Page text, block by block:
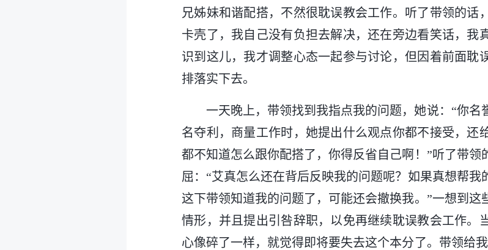
兄姊妹和谐配搭，不然很耽误教会工作。听了带领的话
卡壳了，我自己没有负担去解决，还在旁边看笑话，我
识到这儿，我才调整心态一起参与讨论，但因着前面耽
排落实下去。
一天晚上，带领找到我指点我的问题，她说：“你名
名夺利，商量工作时，她提出什么观点你都不接受，还
都不知道怎么跟你配搭了，你得反省自己啊！”听了带领
屈：“艾真怎么还在背后反映我的问题呢？如果真想帮我
这下带领知道我的问题了，可能还会撤换我。”一想到这
情形，并且提出引咎辞职，以免再继续耽误教会工作。
心像碎了一样，就觉得即将要失去这个本分了。带领给